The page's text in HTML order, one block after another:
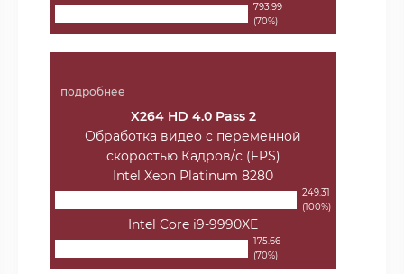
793.99
(70%)
подробнее
X264 HD 4.0 Pass 2
Обработка видео с переменной
скоростью Кадров/с (FPS)
Intel Xeon Platinum 8280
249.31
(100%)
Intel Core i9-9990XE
175.66
(70%)